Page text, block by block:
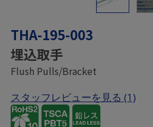
THA-195-003
埋込取手
Flush Pulls/Bracket
スタッフレビューを見る (1)